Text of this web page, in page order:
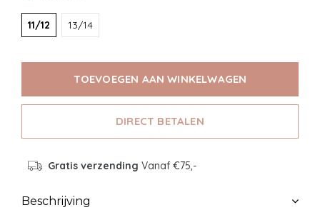
11/12 13/14
TOEVOEGEN AAN WINKELWAGEN
DIRECT BETALEN
Gratis verzending Vanaf €75,-
Beschrijving